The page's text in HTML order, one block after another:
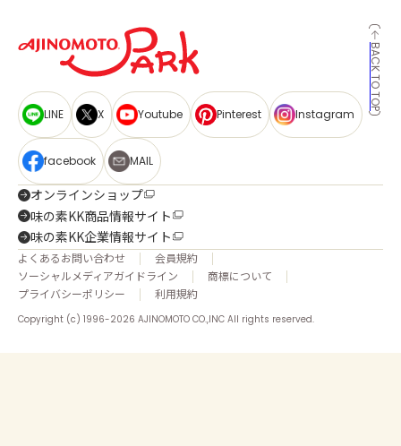
BACK TO TOP
LINE X Youtube Pinterest Instagram
facebook MAIL
オンラインショップ
味の素KK商品情報サイト
味の素KK企業情報サイト
よくあるお問い合わせ
会員規約
ソーシャルメディアガイドライン
商標について
プライバシーポリシー
利用規約
Copyright (c) 1996-2026 AJINOMOTO CO.,INC All rights reserved.